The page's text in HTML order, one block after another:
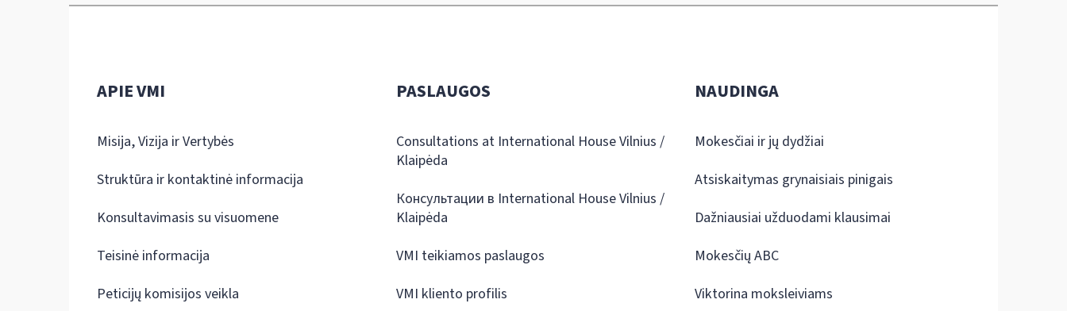
APIE VMI
Misija, Vizija ir Vertybės
Struktūra ir kontaktinė informacija
Konsultavimasis su visuomene
Teisinė informacija
Peticijų komisijos veikla
PASLAUGOS
Consultations at International House Vilnius /
Klaipėda
Консультации в International House Vilnius /
Klaipėda
VMI teikiamos paslaugos
VMI kliento profilis
NAUDINGA
Mokesčiai ir jų dydžiai
Atsiskaitymas grynaisiais pinigais
Dažniausiai užduodami klausimai
Mokesčių ABC
Viktorina moksleiviams